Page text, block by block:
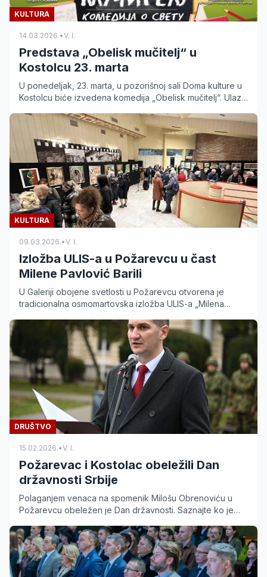
KULTURA
14.03.2026.•V. I.
Predstava „Obelisk mučitelj“ u
Kostolcu 23. marta
U ponedeljak, 23. marta, u pozorišnoj sali Doma kulture u
Kostolcu biće izvedena komedija „Obelisk mučitelj“. Ulaz
KULTURA
09.03.2026.•V. I.
Izložba ULIS-a u Požarevcu u čast
Milene Pavlović Barili
U Galeriji obojene svetlosti u Požarevcu otvorena je
tradicionalna osmomartovska izložba ULIS-a „Milena
DRUŠTVO
15.02.2026.•V. I.
Požarevac i Kostolac obeležili Dan
državnosti Srbije
Polaganjem venaca na spomenik Milošu Obrenoviću u
Požarevcu obeležen je Dan državnosti. Saznajte ko je